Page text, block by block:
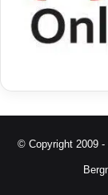
© Copyright 2009